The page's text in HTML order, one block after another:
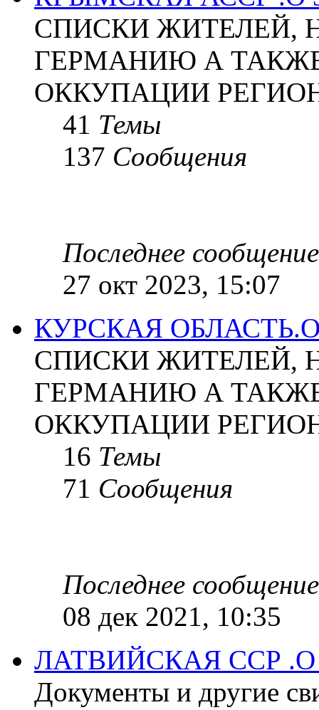
СПИСКИ ЖИТЕЛЕЙ,
ГЕРМАНИЮ А
ОККУПАЦИИ
41 Темы
137 Сообщения
Последнее сообщение
27 окт 2023, 15:07
КУРСКАЯ
СПИСКИ ЖИТЕЛЕЙ,
ГЕРМАНИЮ А
ОККУПАЦИИ
16 Темы
71 Сообщения
Последнее сообщение
08 дек 2021, 10:35
ЛАТВИЙСКАЯ ССР
Документы и другие